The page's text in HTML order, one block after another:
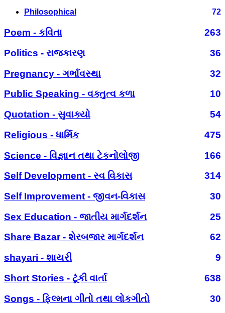
Philosophical 72
Poem - કવિતા
263
Politics - રાજકારણ
36
Pregnancy - ગર્ભાવસ્થા
32
Public Speaking - વક્તુત્વ કળા
10
Quotation - સુવાક્યો
54
Religious - ધાર્મિક
475
Science - વિજ્ઞાન તથા ટેકનોલોજી
166
Self Development - સ્વ વિકાસ
314
Self Improvement - જીવન-વિકાસ
30
Sex Education - જાતીય માર્ગદર્શન
25
Share Bazar - શેરબજાર માર્ગદર્શન
62
shayari - શાયરી
9
Short Stories - ટૂંકી વાર્તા
638
Songs - ફિલ્મના ગીતો તથા લોકગીતો
30